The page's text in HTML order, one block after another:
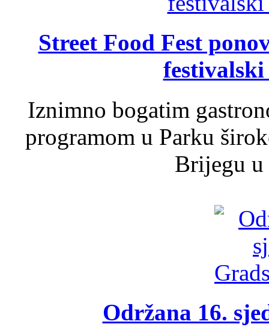
Street Food Fest
Iznimno bogatim
programom u Parku
Brijegu u
Održana 16.